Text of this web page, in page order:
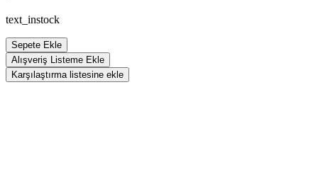
text_instock
Sepete Ekle
Alışveriş Listeme Ekle
Karşılaştırma listesine ekle